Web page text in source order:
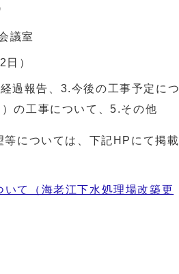
議室
）
過報告、3.今後の工事予定につ
の工事について、5.その他
については、下記HPにて掲載
て（海老江下水処理場改築更